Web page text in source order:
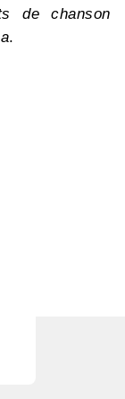
de chanson
.